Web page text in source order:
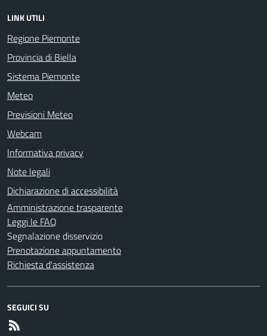
LINK UTILI
Regione Piemonte
Provincia di Biella
Sistema Piemonte
Meteo
Previsioni Meteo
Webcam
Informativa privacy
Note legali
Dichiarazione di accessibilità
Amministrazione trasparente
Leggi le FAQ
Segnalazione disservizio
Prenotazione appuntamento
Richiesta d'assistenza
SEGUICI SU